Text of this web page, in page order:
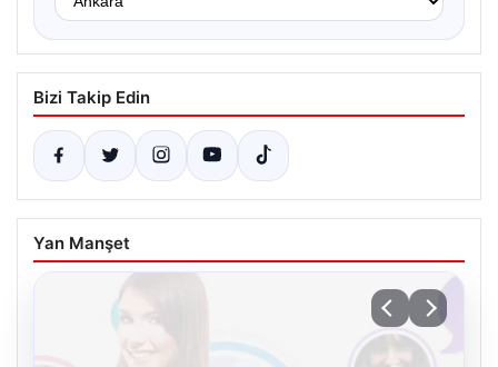
Bizi Takip Edin
Yan Manşet